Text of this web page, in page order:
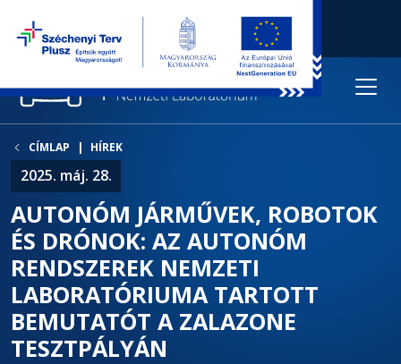
CÍMLAP HÍREK
2025. máj. 28.
AUTONÓM JÁRMŰVEK, ROBOTOK
ÉS DRÓNOK: AZ AUTONÓM
RENDSZEREK NEMZETI
LABORATÓRIUMA TARTOTT
BEMUTATÓT A ZALAZONE
TESZTPÁLYÁN